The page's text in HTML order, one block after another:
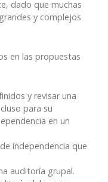
dado que muchas
y complejos
en las propuestas
y revisar una
para su
en un
independencia que
auditoría grupal.